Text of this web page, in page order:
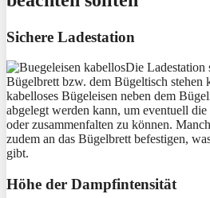
Sichere Ladestation
Die Ladestation
Bügelbrett bzw. dem Bügeltisch stehen
kabelloses Bügeleisen neben dem
abgelegt werden kann, um eventuell
oder zusammenfalten zu können.
zudem an das Bügelbrett befestigen,
gibt.
Höhe der Dampfintensität